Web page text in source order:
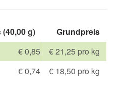
g)
Grundpreis
€ 0,85
€ 21,25 pro kg
€ 0,74 € 18,50 pro kg